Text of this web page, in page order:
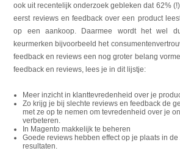
ook uit recentelijk onderzoek gebleken dat 62%
eerst reviews en feedback over een product
op een aankoop. Daarmee wordt het wel
keurmerken bijvoorbeeld het
feedback en reviews een nog groter belang
feedback en reviews, lees je in dit lijstje:
Meer inzicht in klanttevredenheid over je
Zo krijg je bij slechte reviews en feedback de
met ze op te nemen om tevredenheid over je
verbeteren.
In Magento makkelijk te beheren
Goede reviews hebben effect op je plaats in
resultaten.